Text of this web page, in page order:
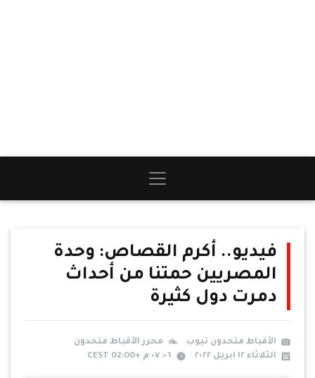
فيديو.. أكرم القصاص: وحدة
المصريين حمتنا من أحداث
دمرت دول كثيرة
الأقباط متحدون تيوب
محرر الأقباط متحدون
الثلاثاء ١٢ ابريل ٢٠٢٢
٠٦: ٠٧ م +02:00 CEST